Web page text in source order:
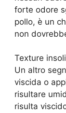
forte odore
pollo, è un
non
Texture
Un altro
viscida o
risultare
risulta